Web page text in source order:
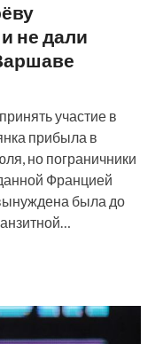
не дали
участие в
прибыла в
но пограничники
Францией
была до